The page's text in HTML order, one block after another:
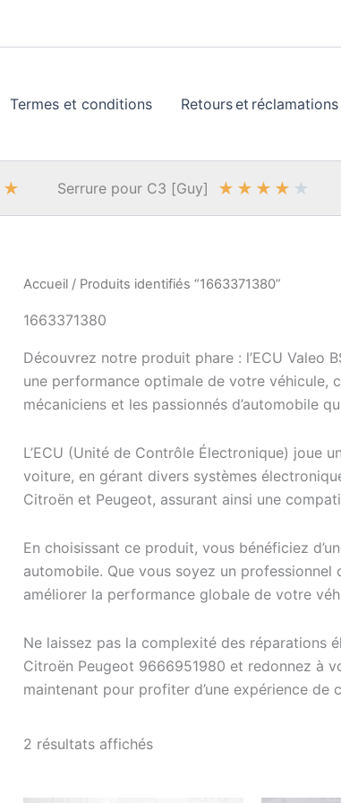
Termes et conditions Retours et réclamations
★ Serrure pour C3 [Guy] ★ ★ ★ ★ ★
Accueil / Produits identifiés “1663371380”
1663371380
Découvrez notre produit phare : l’ECU Valeo
une performance optimale de votre véhicule,
mécaniciens et les passionnés d’automobile
L’ECU (Unité de Contrôle Électronique) joue
voiture, en gérant divers systèmes
Citroën et Peugeot, assurant ainsi une
En choisissant ce produit, vous bénéficiez
automobile. Que vous soyez un
améliorer la performance globale de votre
Ne laissez pas la complexité des réparations
Citroën Peugeot 9666951980 et redonnez à
maintenant pour profiter d’une expérience de
2 résultats affichésTrié